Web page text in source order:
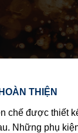
THIỆN
chế được thiết
Những phụ